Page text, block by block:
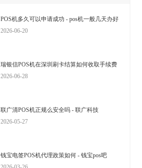
POS机多久可以申请成功 - pos机一般几天办好
2026-06-20
瑞银信POS机在深圳刷卡结算如何收取手续费
2026-06-28
联广清POS机正规么安全吗 - 联广科技
2026-05-27
钱宝电签POS机代理政策如何 - 钱宝pos吧